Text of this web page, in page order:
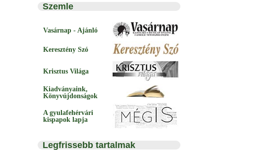
Szemle
Vasárnap - Ajánló
Keresztény Szó
Krisztus Világa
Kiadványaink,
Könyvújdonságok
A gyulafehérvári
kispapok lapja
Legfrissebb tartalmak